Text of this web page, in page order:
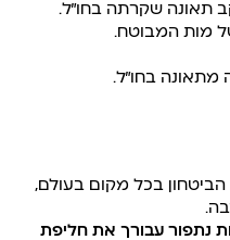
תאונה שקרתה בחו”ל.
מות המבוטח.
בחו”ל.
בכל מקום בעולם,
נתפור עבורך את חליפת